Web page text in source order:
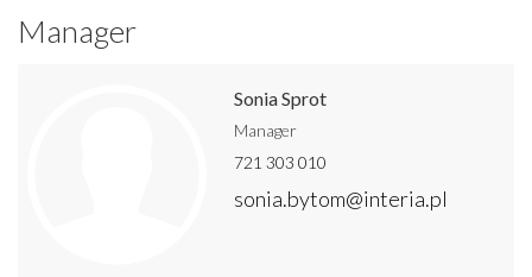
Manager
Sonia Sprot
Manager
721 303 010
sonia.bytom@interia.pl